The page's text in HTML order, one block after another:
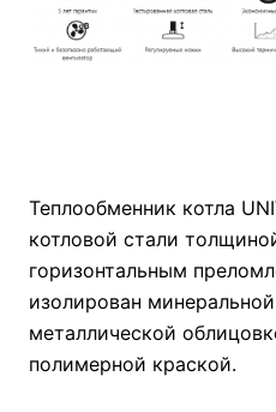
Теплообменник котла
котловой стали
горизонтальным
изолирован
металлической
полимерной краской.